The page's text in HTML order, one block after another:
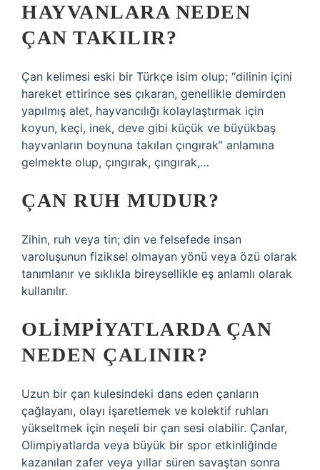
HAYVANLARA NEDEN
ÇAN TAKILIR?
Çan kelimesi eski bir Türkçe isim olup; “dilinin içini
hareket ettirince ses çıkaran, genellikle demirden
yapılmış alet, hayvancılığı kolaylaştırmak için
koyun, keçi, inek, deve gibi küçük ve büyükbaş
hayvanların boynuna takılan çıngırak” anlamına
gelmekte olup, çıngırak, çıngırak,…
ÇAN RUH MUDUR?
Zihin, ruh veya tin; din ve felsefede insan
varoluşunun fiziksel olmayan yönü veya özü olarak
tanımlanır ve sıklıkla bireysellikle eş anlamlı olarak
kullanılır.
OLIMPIYATLARDA ÇAN
NEDEN ÇALINIR?
Uzun bir çan kulesindeki dans eden çanların
çağlayanı, olayı işaretlemek ve kolektif ruhları
yükseltmek için neşeli bir çan sesi olabilir. Çanlar,
Olimpiyatlarda veya büyük bir spor etkinliğinde
kazanılan zafer veya yıllar süren savaştan sonra